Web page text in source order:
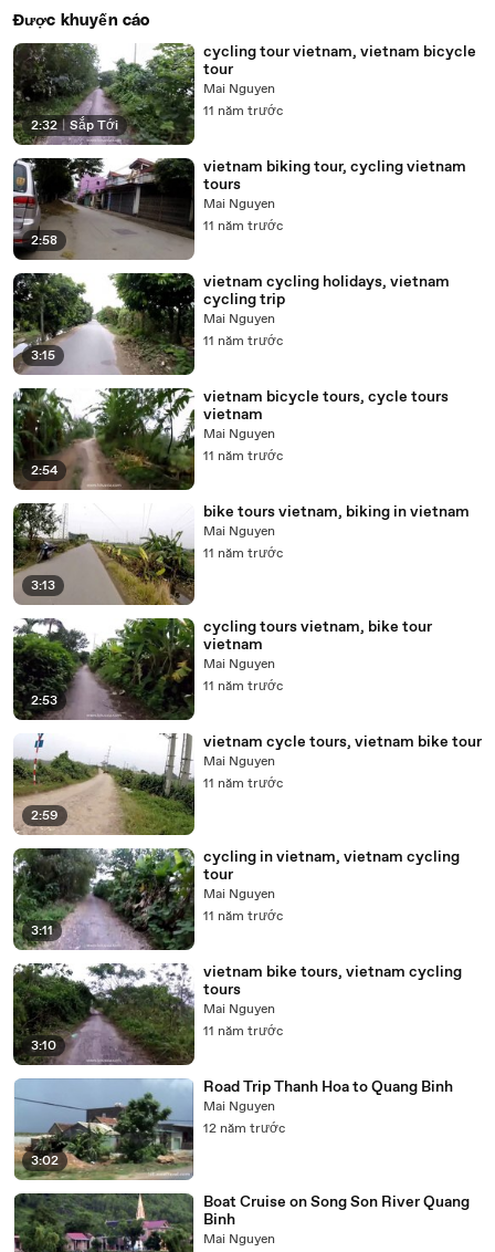
Được khuyến cáo
2:32 | Sắp Tới
cycling tour vietnam, vietnam bicycle
tour
Mai Nguyen
11 năm trước
2:58
vietnam biking tour, cycling vietnam
tours
Mai Nguyen
11 năm trước
3:15
vietnam cycling holidays, vietnam
cycling trip
Mai Nguyen
11 năm trước
2:54
vietnam bicycle tours, cycle tours
vietnam
Mai Nguyen
11 năm trước
3:13
bike tours vietnam, biking in vietnam
Mai Nguyen
11 năm trước
2:53
cycling tours vietnam, bike tour
vietnam
Mai Nguyen
11 năm trước
2:59
vietnam cycle tours, vietnam bike tour
Mai Nguyen
11 năm trước
3:11
cycling in vietnam, vietnam cycling
tour
Mai Nguyen
11 năm trước
3:10
vietnam bike tours, vietnam cycling
tours
Mai Nguyen
11 năm trước
3:02
Road Trip Thanh Hoa to Quang Binh
Mai Nguyen
12 năm trước
Boat Cruise on Song Son River Quang
Binh
Mai Nguyen